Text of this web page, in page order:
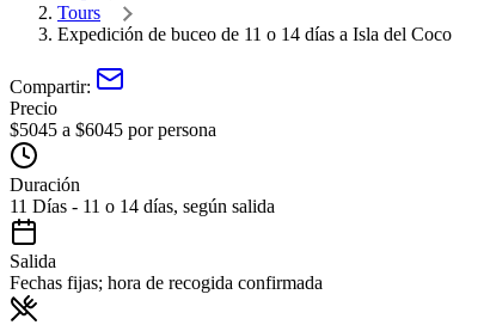
Tours
Expedición de buceo de 11 o 14 días a Isla del Coco
Compartir:
Precio
$5045 a $6045 por persona
Duración
11 Días - 11 o 14 días, según salida
Salida
Fechas fijas; hora de recogida confirmada